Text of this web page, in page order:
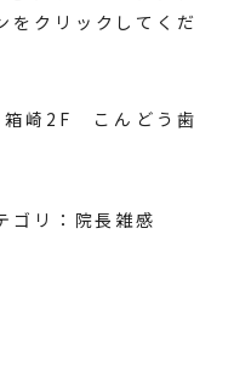
をクリックしてくだ
崎2F こんどう歯
リ： 院長雑感